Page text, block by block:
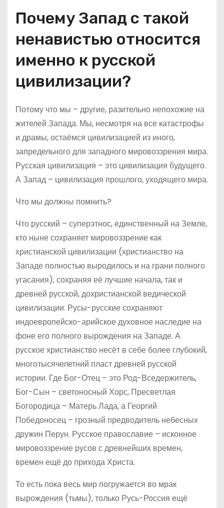
Почему Запад с такой
ненавистью относится
именно к русской
цивилизации?
Потому что мы – другие, разительно непохожие на
жителей Запада. Мы, несмотря на все катастрофы
и драмы, остаёмся цивилизацией из иного,
запредельного для западного мировоззрения мира.
Русская цивилизация – это цивилизация будущего.
А Запад – цивилизация прошлого, уходящего мира.
Что мы должны помнить?
Что русский – суперэтнос, единственный на Земле,
кто ныне сохраняет мировоззрение как
христианской цивилизации (христианство на
Западе полностью выродилось и на грани полного
угасания), сохраняя её лучшие начала, так и
древней русской, дохристианской ведической
цивилизации. Русы-русские сохраняют
индоевропейско-арийское духовное наследие на
фоне его полного вырождения на Западе. А
русское христианство несёт в себе более глубокий,
многотысячелетний пласт древней русской
истории. Где Бог-Отец – это Род-Вседержитель,
Бог-Сын – светоносный Хорс, Пресветлая
Богородица – Матерь Лада, а Георгий
Победоносец – грозный предводитель небесных
дружин Перун. Русское православие – исконное
мировоззрение русов с древнейших времен,
времен ещё до прихода Христа.
То есть пока весь мир погружается во мрак
вырождения (тьмы), только Русь-Россия ещё